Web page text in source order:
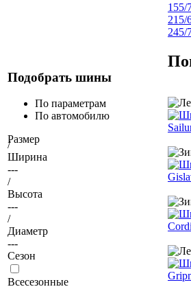
Подобрать шины
По параметрам
По автомобилю
Размер
/
Ширина
---
/
Высота
---
/
Диаметр
---
Сезон
Всесезонные
155/
215/
245/